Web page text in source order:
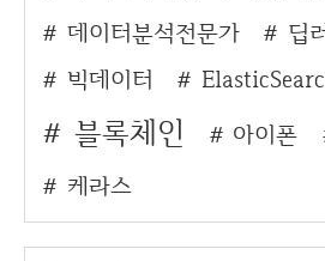
데이터분석전문가
딥
빅데이터
블록체인 아이폰
케라스